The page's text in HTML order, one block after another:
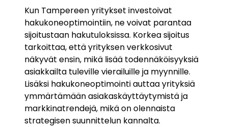
Kun Tampereen yritykset investoivat
hakukoneoptimointiin, ne voivat parantaa
sijoitustaan hakutuloksissa. Korkea sijoitus
tarkoittaa, että yrityksen verkkosivut
näkyvät ensin, mikä lisää todennäköisyyksiä
asiakkailta tuleville vierailuille ja myynnille.
Lisäksi hakukoneoptimointi auttaa yrityksiä
ymmärtämään asiakaskäyttäytymistä ja
markkinatrendejä, mikä on olennaista
strategisen suunnittelun kannalta.